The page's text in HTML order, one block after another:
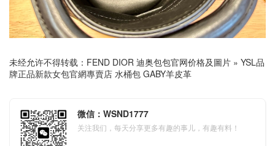
未经允许不得转载： FEND DIOR 迪奥包包官网价格及圖片 » YSL品
牌正品新款女包官網專賣店 水桶包 GABY羊皮革
微信：WSND1777
关注我们，每天分享更多有趣的事儿，有趣有料！